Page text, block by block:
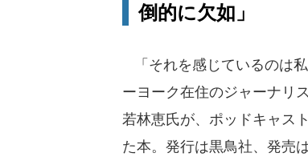
倒的に欠如」
「それを感じているのは
ーヨーク在住のジャーナリ
若林恵氏が、ポッドキャス
た本。発行は黒鳥社、発売